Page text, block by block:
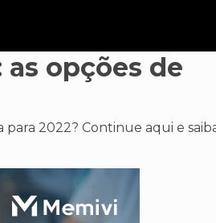
opções de
2022? Continue aqui e